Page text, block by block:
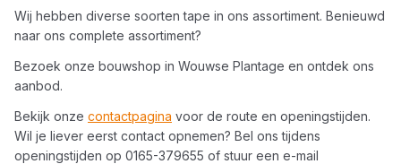
Wij hebben diverse soortentape in ons assortiment. Benieuwd
naar ons complete assortiment?
Bezoek onze bouwshop in Wouwse Plantage en ontdek ons
aanbod.
Bekijk onze contactpagina voor de route en openingstijden.
Wil je liever eerst contact opnemen? Bel ons tijdens
openingstijden op 0165-379655 of stuur een e-mail